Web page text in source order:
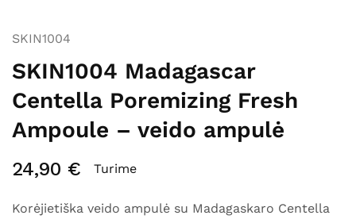
SKIN1004
SKIN1004 Madagascar
Centella Poremizing Fresh
Ampoule – veido ampulė
24,90 € Turime
Korėjietiška veido ampulė su Madagaskaro Centella